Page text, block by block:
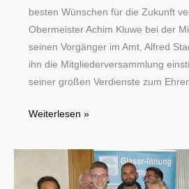
besten Wünschen für die Zukunft
Obermeister Achim Kluwe bei der
seinen Vorgänger im Amt, Alfred
ihn die Mitgliederversammlung
seiner großen Verdienste zum
Achim
ist
Obermeister
Weiterlesen »